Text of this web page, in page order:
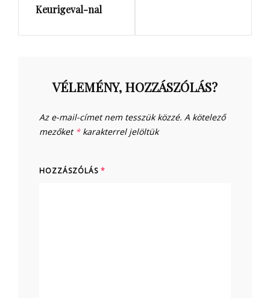
Keurigeval-nal
VÉLEMÉNY, HOZZÁSZÓLÁS?
Az e-mail-címet nem tesszük közzé. A kötelező
mezőket *karakterrel jelöltük
HOZZÁSZÓLÁS *